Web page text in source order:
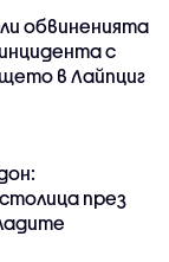
обвиненията
с
в Лайпциг
през